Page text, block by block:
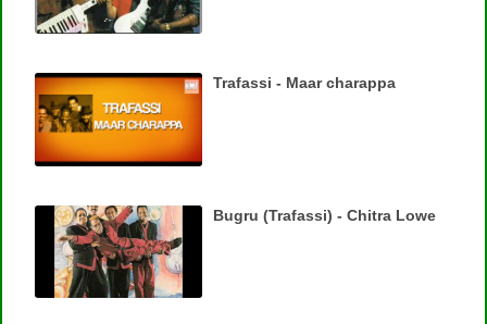
Trafassi - Maar charappa
Bugru (Trafassi) - Chitra Lowe